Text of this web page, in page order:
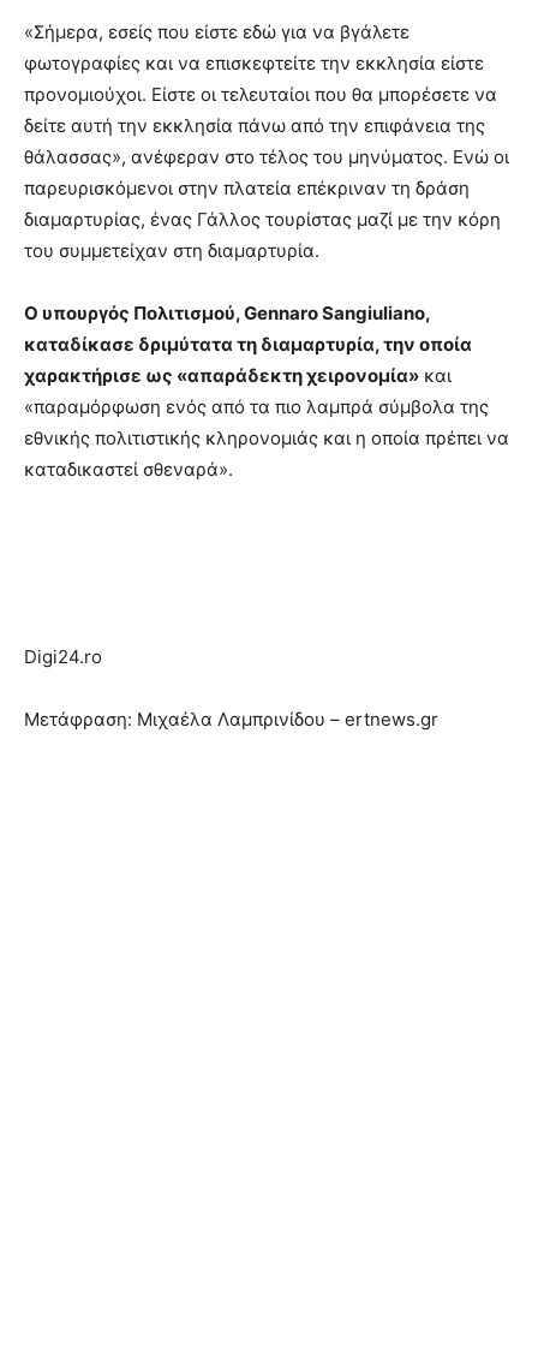
«Σήμερα, εσείς που είστε εδώ για να βγάλετε
φωτογραφίες και να επισκεφτείτε την εκκλησία είστε
προνομιούχοι. Είστε οι τελευταίοι που θα μπορέσετε να
δείτε αυτή την εκκλησία πάνω από την επιφάνεια της
θάλασσας», ανέφεραν στο τέλος του μηνύματος. Ενώ οι
παρευρισκόμενοι στην πλατεία επέκριναν τη δράση
διαμαρτυρίας, ένας Γάλλος τουρίστας μαζί με την κόρη
του συμμετείχαν στη διαμαρτυρία.
Ο υπουργός Πολιτισμού, Gennaro Sangiuliano,
καταδίκασε δριμύτατα τη διαμαρτυρία, την οποία
χαρακτήρισε ως «απαράδεκτη χειρονομία» και
«παραμόρφωση ενός από τα πιο λαμπρά σύμβολα της
εθνικής πολιτιστικής κληρονομιάς και η οποία πρέπει να
καταδικαστεί σθεναρά».
Digi24.ro
Μετάφραση: Μιχαέλα Λαμπρινίδου – ertnews.gr